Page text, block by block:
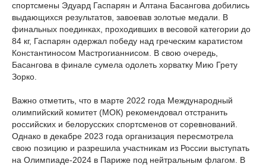
спортсмены Эдуард Гаспарян и Алтана Басангова добились
выдающихся результатов, завоевав золотые медали. В
финальных поединках, проходивших в весовой категории до
84 кг, Гаспарян одержал победу над греческим каратистом
Константиносом Мастрогианнисом. В свою очередь,
Басангова в финале сумела одолеть хорватку Мию Грету
Зорко.
Важно отметить, что в марте 2022 года Международный
олимпийский комитет (МОК) рекомендовал отстранить
российских и белорусских спортсменов от соревнований.
Однако в декабре 2023 года организация пересмотрела
свою позицию и разрешила участникам из России выступать
на Олимпиаде-2024 в Париже под нейтральным флагом. В